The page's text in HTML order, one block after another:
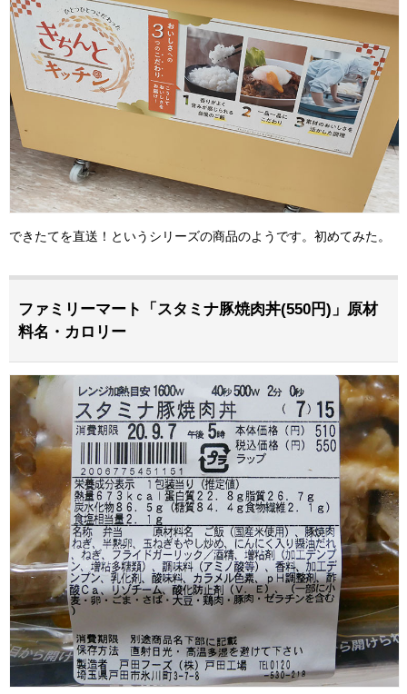
できたてを直送！というシリーズの商品のようです。初めてみた。
ファミリーマート「スタミナ豚焼肉丼(550円)」原材
料名・カロリー